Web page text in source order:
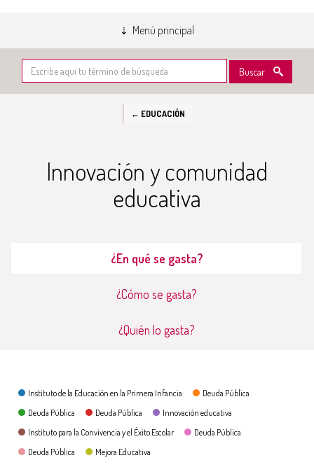
Menú principal
Buscar
← EDUCACIÓN
Innovación y comunidad
educativa
¿En qué se gasta?
¿Cómo se gasta?
¿Quién lo gasta?
¿En qué se gasta?
Instituto de la Educación en la Primera Infancia
Deuda Pública
Deuda Pública
Deuda Pública
Innovación educativa
Instituto para la Convivencia y el Éxito Escolar
Deuda Pública
Deuda Pública
Mejora Educativa